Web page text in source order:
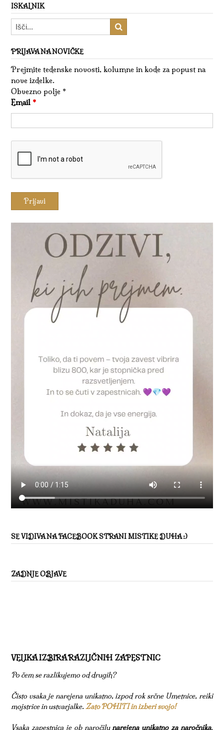
ISKALNIK
PRIJAVA NA NOVIČKE
Prejmite tedenske novosti, kolumne in kode za popust na
nove izdelke.
Obvezno polje *
Email *
SE VIDIVA NA FACEBOOK STRANI MISTIKE DUHA :)
ZADNJE OBJAVE
VELIKA IZBIRA RAZLIČNIH ZAPESTNIC
Po čem se razlikujemo od drugih?
Čisto vsaka je narejena unikatno, izpod rok srčne Umetnice, reiki
mojstrice in ustvarjalke.Zato POHITI in izberi svojo!
Vsaka zapestnica je ob naročilunarejena unikatno za naročnika.